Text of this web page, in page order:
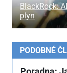
BlackRock:
plyn
PODOBNÉ